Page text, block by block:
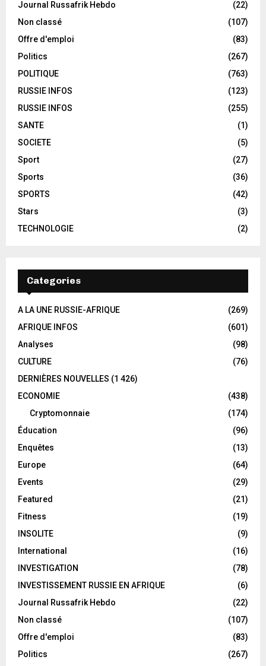
Journal Russafrik Hebdo
(22)
Non classé
(107)
Offre d'emploi
(83)
Politics
(267)
POLITIQUE
(763)
RUSSIE INFOS
(123)
RUSSIE INFOS
(255)
SANTE
(1)
SOCIETE
(5)
Sport
(27)
Sports
(36)
SPORTS
(42)
Stars
(3)
TECHNOLOGIE
(2)
Categories
A LA UNE RUSSIE-AFRIQUE
(269)
AFRIQUE INFOS
(601)
Analyses
(98)
CULTURE
(76)
DERNIÈRES NOUVELLES (1 426)
ECONOMIE
(438)
Cryptomonnaie
(174)
Éducation
(96)
Enquêtes
(13)
Europe
(64)
Events
(29)
Featured
(21)
Fitness
(19)
INSOLITE
(9)
International
(16)
INVESTIGATION
(78)
INVESTISSEMENT RUSSIE EN AFRIQUE
(6)
Journal Russafrik Hebdo
(22)
Non classé
(107)
Offre d'emploi
(83)
Politics
(267)